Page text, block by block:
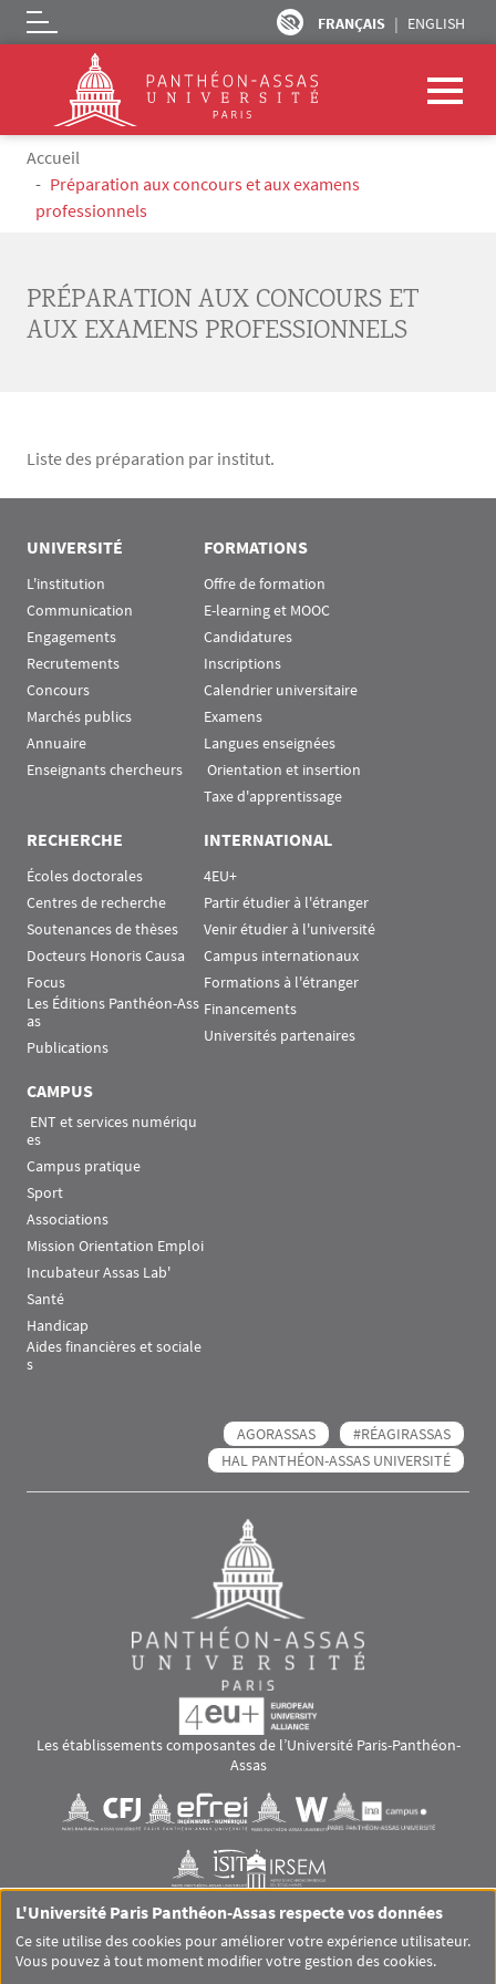
Aller au contenu principal
FRANÇAIS ENGLISH
Logo
Fil d'Ariane
Accueil
Préparation aux concours et aux examens
professionnels
PRÉPARATION AUX CONCOURS ET
AUX EXAMENS PROFESSIONNELS
Liste des préparation par institut.
UNIVERSITÉ
L'institution
Communication
Engagements
Recrutements
Concours
Marchés publics
Annuaire
Enseignants chercheurs
FORMATIONS
Offre de formation
E-learning et MOOC
Candidatures
Inscriptions
Calendrier universitaire
Examens
Langues enseignées
Orientation et insertion
Taxe d'apprentissage
RECHERCHE
Écoles doctorales
Centres de recherche
Soutenances de thèses
Docteurs Honoris Causa
Focus
Les Éditions Panthéon-Ass
as
Publications
INTERNATIONAL
4EU+
Partir étudier à l'étranger
Venir étudier à l'université
Campus internationaux
Formations à l'étranger
Financements
Universités partenaires
CAMPUS
es
Campus pratique
Sport
Associations
Mission Orientation Emploi
Incubateur Assas Lab'
Santé
Handicap
Aides financières et sociale
s
AGORASSAS
#RÉAGIRASSAS
HAL PANTHÉON-ASSAS UNIVERSITÉ
Les établissements composantes de l’Université Paris-Panthéon-
Assas
Visuel svgVisuel svg Visuel svgVisuel svg
Visuel svgVisuel svg
RS footer
L'Université Paris Panthéon-Assas respecte vos données
Ce site utilise des cookies pour améliorer votre expérience utilisateur.
Vous pouvez à tout moment modifier votre gestion des cookies.